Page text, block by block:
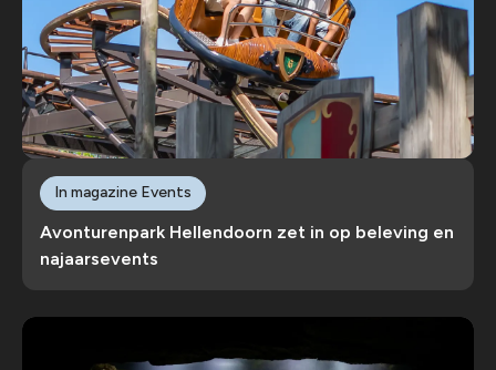
Avonturenpark Hellendoorn zet in op beleving en
najaarsevents
In magazine Events